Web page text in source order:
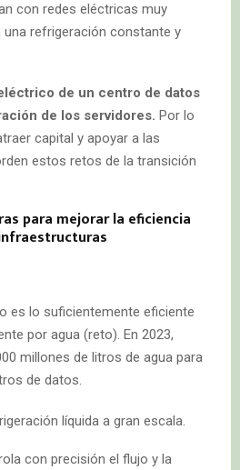
con redes eléctricas muy
una refrigeración constante y
de un centro de datos
de los servidores. Por lo
capital y apoyar a las
estos retos de la transición
para mejorar la eficiencia
es lo suficientemente eficiente
por agua (reto). En 2023,
millones de litros de agua para
de datos.
líquida a gran escala.
con precisión el flujo y la